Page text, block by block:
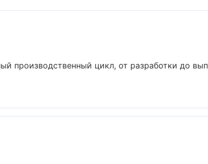
производственный цикл, от разработки до